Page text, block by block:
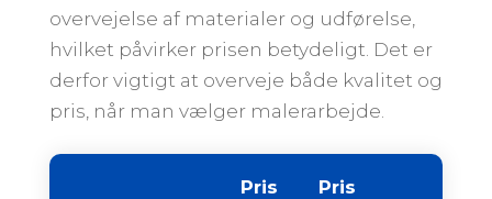
overvejelse af materialer og udførelse,
hvilket påvirker prisen betydeligt. Det er
derfor vigtigt at overveje både kvalitet og
pris, når man vælger malerarbejde.
Pris
Pris